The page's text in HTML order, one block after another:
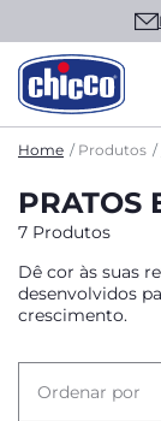
Home Produtos
PRATOS
7 Produtos
Dê cor às suas
desenvolvidos
crescimento.
Ordenar por